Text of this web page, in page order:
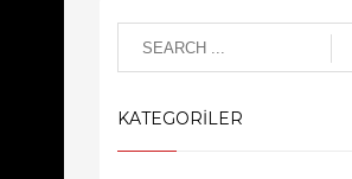
KATEGORİLER